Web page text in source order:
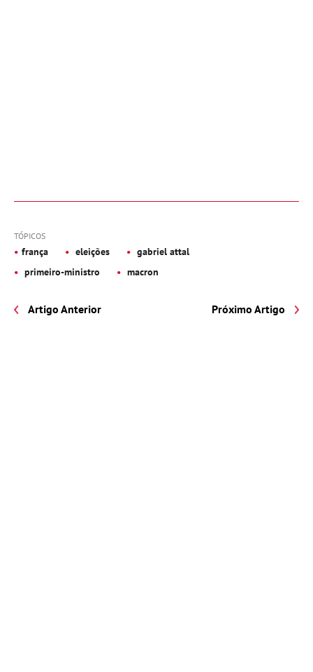
TÓPICOS
frança eleições
gabriel attal
primeiro-ministro
macron
Artigo Anterior Próximo Artigo